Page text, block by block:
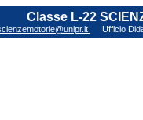
Classe L-22
Ufficio